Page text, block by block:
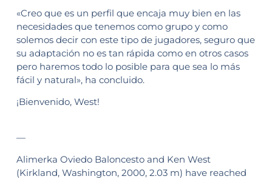
«Creo que es un perfil que encaja muy bien en las
necesidades que tenemos como grupo y como
solemos decir con este tipo de jugadores, seguro que
su adaptación no es tan rápida como en otros casos
pero haremos todo lo posible para que sea lo más
fácil y natural», ha concluido.
¡Bienvenido, West!
—
Alimerka Oviedo Baloncesto and Ken West
(Kirkland, Washington, 2000, 2.03 m) have reached